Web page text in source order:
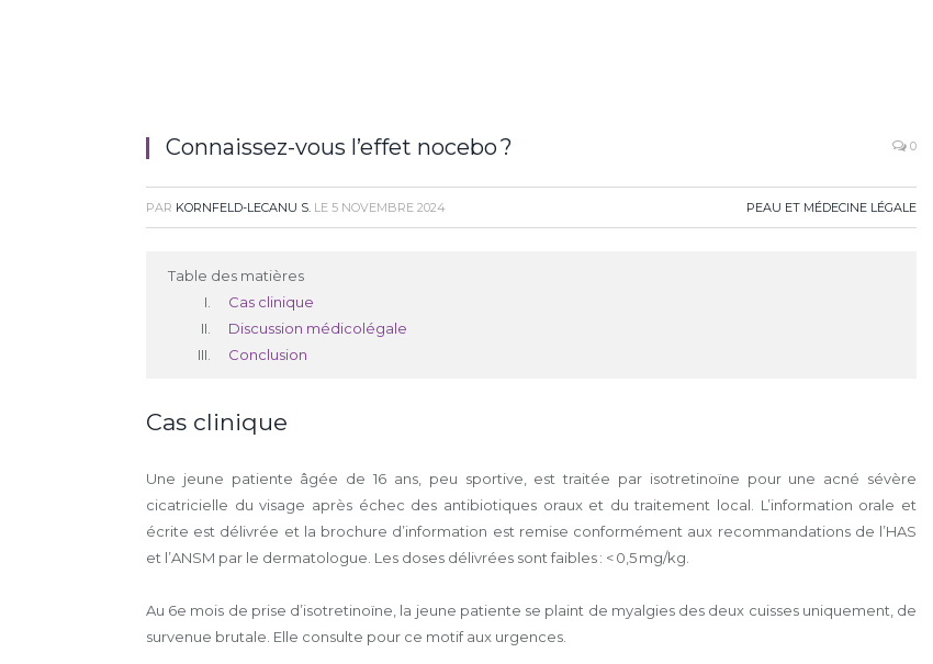
Connaissez-vous l’effet nocebo ? 0
PAR KORNFELD-LECANU S. LE 5 NOVEMBRE 2024 PEAU ET MÉDECINE LÉGALE
Table des matières
Cas clinique
Discussion médicolégale
Conclusion
Cas clinique
Une jeune patiente âgée de 16 ans, peu sportive, est traitée par isotretinoïne pour une acné sévère
cicatricielle du visage après échec des antibiotiques oraux et du traitement local. L’information orale et
écrite est délivrée et la brochure d’information est remise conformément aux recommandations de l’HAS
et l’ANSM par le dermatologue. Les doses délivrées sont faibles : < 0,5 mg/kg.
Au 6e mois de prise d’isotretinoïne, la jeune patiente se plaint de myalgies des deux cuisses uniquement, de
survenue brutale. Elle consulte pour ce motif aux urgences.